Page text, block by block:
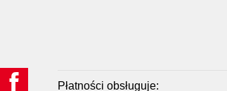
Płatności obsługuje: